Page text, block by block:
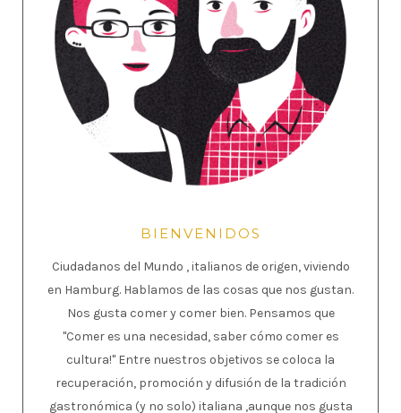
BIENVENIDOS
Ciudadanos del Mundo , italianos de origen, viviendo
en Hamburg. Hablamos de las cosas que nos gustan.
Nos gusta comer y comer bien. Pensamos que
"Comer es una necesidad, saber cómo comer es
cultura!" Entre nuestros objetivos se coloca la
recuperación, promoción y difusión de la tradición
gastronómica (y no solo) italiana ,aunque nos gusta